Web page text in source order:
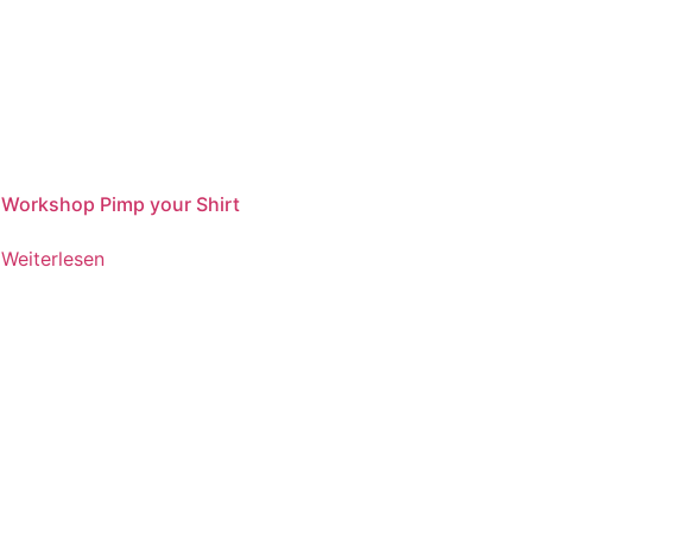
Workshop Pimp your Shirt
Weiterlesen